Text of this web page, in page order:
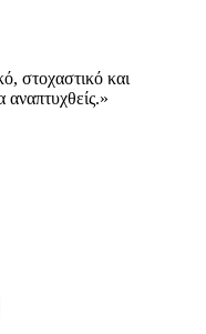
στοχαστικό και
αναπτυχθείς.»